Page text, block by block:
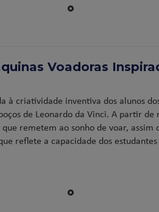
Voadoras
à criatividade inventiva dos alunos
de Leonardo da Vinci. A partir
remetem ao sonho de voar, assim
reflete a capacidade dos